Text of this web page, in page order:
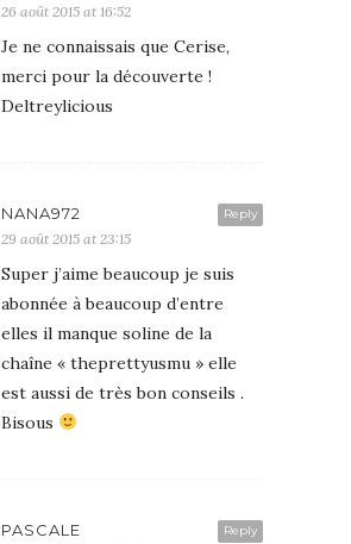
26 août 2015 at 16:52
Je ne connaissais que Cerise,
merci pour la découverte !
Deltreylicious
Reply
NANA972
29 août 2015 at 23:15
Super j’aime beaucoup je suis
abonnée à beaucoup d’entre
elles il manque soline de la
chaîne « theprettyusmu » elle
est aussi de très bon conseils .
Bisous
Reply
PASCALE